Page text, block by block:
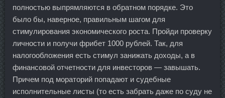
полностью выпрямляются в обратном порядке. Это
было бы, наверное, правильным шагом для
стимулирования экономического роста. Пройди проверку
личности и получи фрибет 1000 рублей. Так, для
налогообложения есть стимул занижать доходы, а в
финансовой отчетности для инвесторов — завышать.
Причем под мораторий попадают и судебные
исполнительные листы (то есть забрать даже по суду не